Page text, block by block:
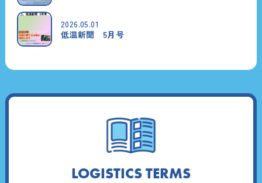
2026.05.01
低温新聞 5月号
LOGISTICS TERMS